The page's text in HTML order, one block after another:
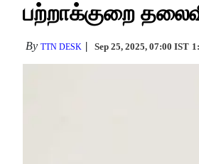
பற்றாக்குறை
By TTN DESK Sep 25, 2025, 07:00 IST